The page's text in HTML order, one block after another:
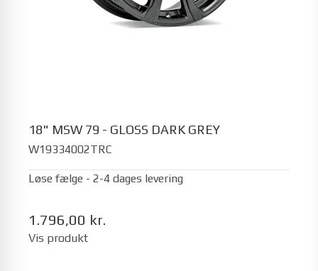
18" MSW 79 - GLOSS DARK GREY
W19334002TRC
Løse fælge - 2-4 dages levering
1.796,00 kr.
Vis produkt